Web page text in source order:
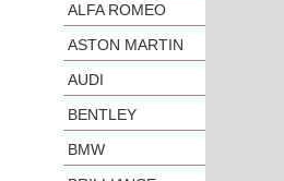
ALFA ROMEO
ASTON MARTIN
AUDI
BENTLEY
BMW